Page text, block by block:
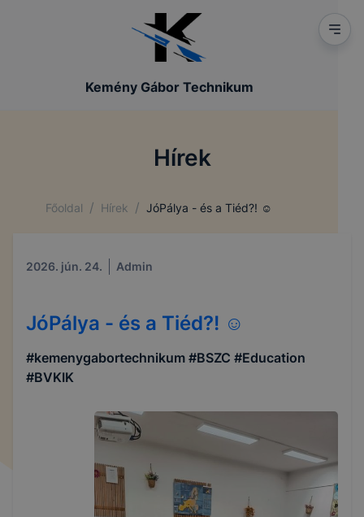
Kemény Gábor Technikum
Hírek
Főoldal / Hírek / JóPálya - és a Tiéd?! ☺️
2026. jún. 24. Admin
JóPálya - és a Tiéd?! ☺️
#kemenygabortechnikum #BSZC #Education
#BVKIK